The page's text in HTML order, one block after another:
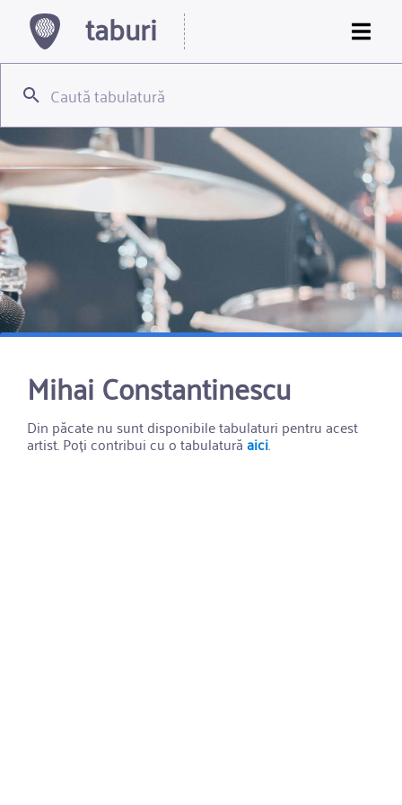
taburi
Mihai Constantinescu
Din păcate nu sunt disponibile tabulaturi pentru acest
artist. Poți contribui cu o tabulaturăaici.